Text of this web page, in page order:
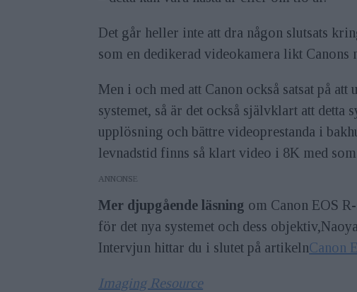
Det går heller inte att dra någon slutsats
som en dedikerad videokamera likt Canons
Men i och med att Canon också satsat på
systemet, så är det också självklart att
upplösning och bättre videoprestanda i
levnadstid finns så klart video i 8K med
ANNONS
Mer djupgående läsning om Canon EOS
för det nya systemet och dess
Intervjun hittar du i slutet på artikelnCanon
Imaging Resource